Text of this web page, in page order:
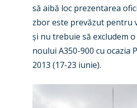
să aibă loc prezentarea
zbor este prevăzut pentru
și nu trebuie să excludem
noului A350-900 cu ocazia
2013 (17-23 iunie).